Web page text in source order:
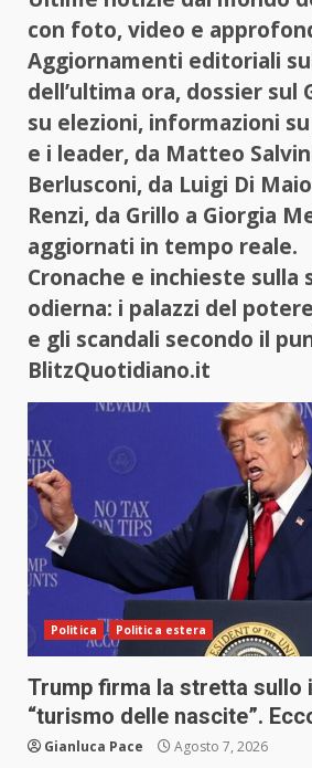
con foto, video e
Aggiornamenti editoriali
dell’ultima ora, dossier sul
su elezioni, informazioni
e i leader, da Matteo
Berlusconi, da Luigi Di
Renzi, da Grillo a Giorgia
aggiornati in tempo reale.
Cronache e inchieste sulla
odierna: i palazzi del
e gli scandali secondo il
BlitzQuotidiano.it
Politica Politica estera
Trump firma la stretta sullo
“turismo delle nascite”.
Gianluca Pace Agosto 7, 2026